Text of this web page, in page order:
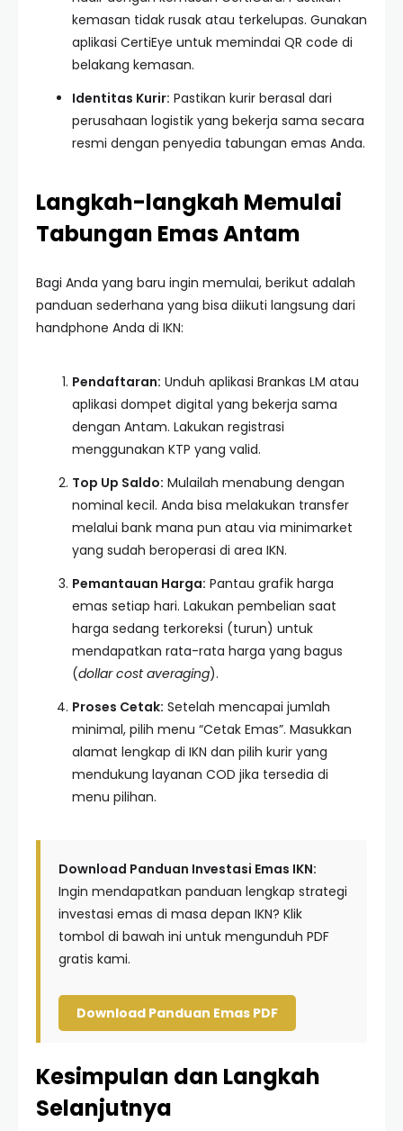
kemasan tidak rusak atau terkelupas. Gunakan
aplikasi CertiEye untuk memindai QR code di
belakang kemasan.
Identitas Kurir: Pastikan kurir berasal dari
perusahaan logistik yang bekerja sama secara
resmi dengan penyedia tabungan emas Anda.
Langkah-langkah Memulai
Tabungan Emas Antam
Bagi Anda yang baru ingin memulai, berikut adalah
panduan sederhana yang bisa diikuti langsung dari
handphone Anda di IKN:
Pendaftaran: Unduh aplikasi Brankas LM atau
aplikasi dompet digital yang bekerja sama
dengan Antam. Lakukan registrasi
menggunakan KTP yang valid.
Top Up Saldo: Mulailah menabung dengan
nominal kecil. Anda bisa melakukan transfer
melalui bank mana pun atau via minimarket
yang sudah beroperasi di area IKN.
Pemantauan Harga: Pantau grafik harga
emas setiap hari. Lakukan pembelian saat
harga sedang terkoreksi (turun) untuk
mendapatkan rata-rata harga yang bagus
(dollar cost averaging).
Proses Cetak: Setelah mencapai jumlah
minimal, pilih menu “Cetak Emas”. Masukkan
alamat lengkap di IKN dan pilih kurir yang
mendukung layanan COD jika tersedia di
menu pilihan.
Download Panduan Investasi Emas IKN:
Ingin mendapatkan panduan lengkap strategi
investasi emas di masa depan IKN? Klik
tombol di bawah ini untuk mengunduh PDF
gratis kami.
Download Panduan Emas PDF
Kesimpulan dan Langkah
Selanjutnya